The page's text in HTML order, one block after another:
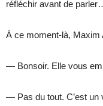
réfléchir avant de
À ce moment-là, Maxim
— Bonsoir. Elle vous
— Pas du tout. C’est un